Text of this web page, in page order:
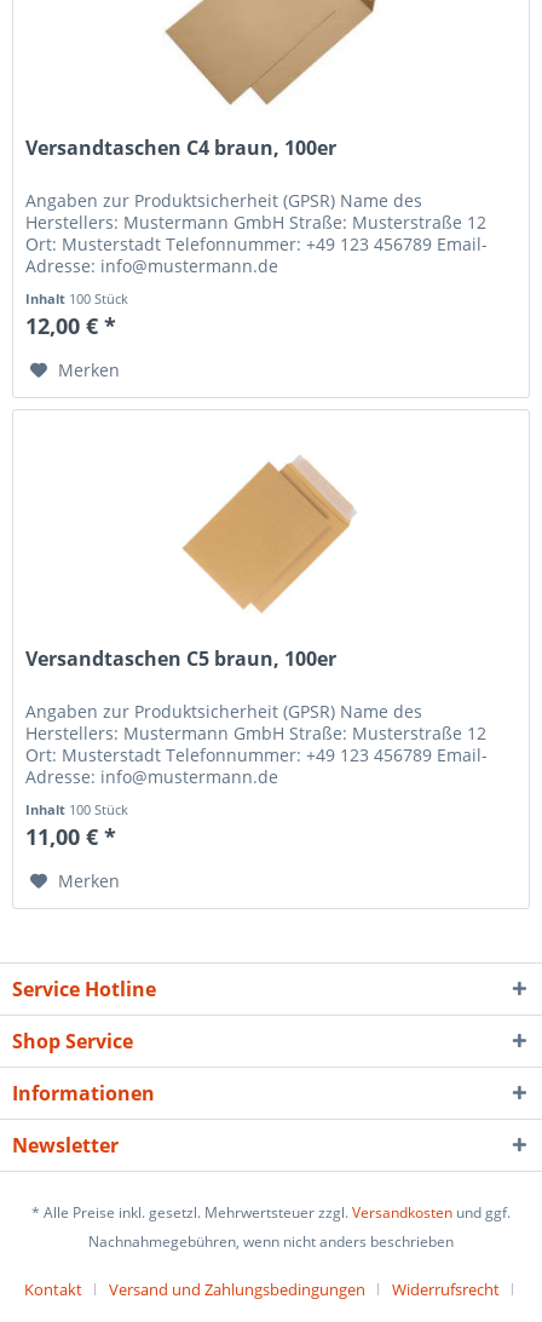
Versandtaschen C4 braun, 100er
Angaben zur Produktsicherheit (GPSR) Name des
Herstellers: Mustermann GmbH Straße: Musterstraße 12
Ort: Musterstadt Telefonnummer: +49 123 456789 Email-
Adresse: info@mustermann.de
Inhalt 100 Stück
12,00 € *
Merken
Versandtaschen C5 braun, 100er
Angaben zur Produktsicherheit (GPSR) Name des
Herstellers: Mustermann GmbH Straße: Musterstraße 12
Ort: Musterstadt Telefonnummer: +49 123 456789 Email-
Adresse: info@mustermann.de
Inhalt 100 Stück
11,00 € *
Merken
Service Hotline
Shop Service
Informationen
Newsletter
* Alle Preise inkl. gesetzl. Mehrwertsteuer zzgl.Versandkosten und ggf.
Nachnahmegebühren, wenn nicht anders beschrieben
Kontakt Versand und Zahlungsbedingungen
Widerrufsrecht